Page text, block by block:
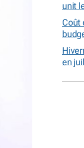
unit
Coût
en